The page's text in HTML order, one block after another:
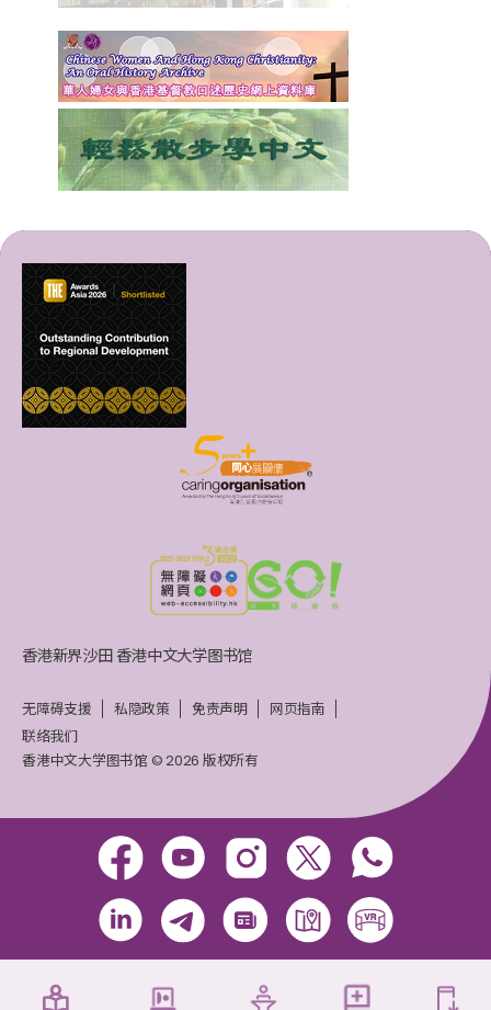
香港新界沙田 香港中文大学图书馆
无障碍支援 私隐政策 免责声明
网页指南
联络我们
香港中文大学图书馆 © 2026 版权所有